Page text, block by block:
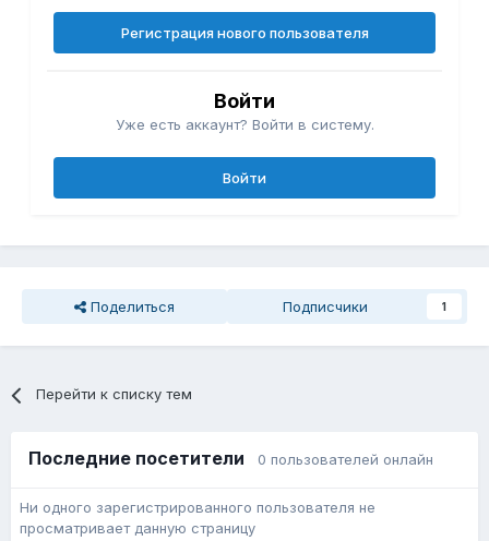
Регистрация нового пользователя
Войти
Уже есть аккаунт? Войти в систему.
Войти
Поделиться Подписчики 1
Перейти к списку тем
Последние посетители 0 пользователей онлайн
Ни одного зарегистрированного пользователя не
просматривает данную страницу